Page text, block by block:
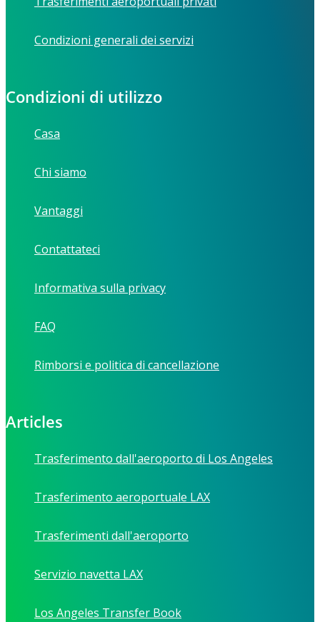
Condizioni generali dei servizi
Condizioni di utilizzo
Casa
Chi siamo
Vantaggi
Contattateci
Informativa sulla privacy
FAQ
Rimborsi e politica di cancellazione
Articles
Trasferimento dall'aeroporto di Los Angeles
Trasferimento aeroportuale LAX
Trasferimenti dall'aeroporto
Servizio navetta LAX
Los Angeles Transfer Book